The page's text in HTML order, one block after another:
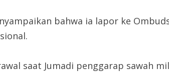
bahwa ia lapor ke
saat Jumadi penggarap sawah